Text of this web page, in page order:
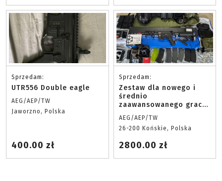
Sprzedam:
UTR556 Double eagle
AEG/AEP/TW
Jaworzno, Polska
400.00 zł
Sprzedam:
Zestaw dla nowego i
średnio
zaawansowanego gracza
no nego asg
AEG/AEP/TW
26-200 Końskie, Polska
2800.00 zł